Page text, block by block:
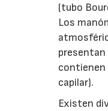
(tubo
Los
contienen
capilar).
Existen